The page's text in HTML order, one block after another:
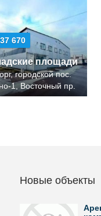
670
площади
городской пос.
1, Восточный пр.
Новые объекты